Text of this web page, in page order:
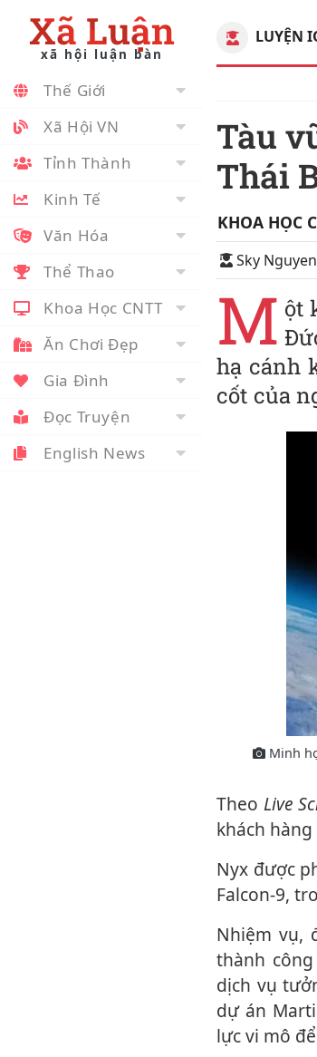
Xã Luận
xã hội luận bàn
Thế Giới
Xã Hội VN
Tỉnh Thành
Kinh Tế
Văn Hóa
Thể Thao
Khoa Học CNTT
Ăn Chơi Đẹp
Gia Đình
Đọc Truyện
English News
LUYỆN
Tàu vũ trụ chở tro cốt và cầ‌n s‌a rơi xuống
Thái
KHOA HỌC
Sky Nguyen
M ột
hạ cánh
cốt của
Minh
Theo Live
khách
Nyx được phóng lên vũ trụ vào ngày 23.6 từ căn cứ Vandenberg (Mỹ) bằng tên lửa
Falcon-9,
Nhiệm vụ, được đặt tên là “Nhiệm vụ khả thi”, đã đưa khoang Nyx lên quỹ đạo
thành
dịch vụ
dự án
lực vi mô